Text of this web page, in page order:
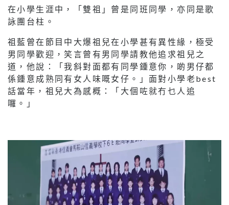
在小學生涯中，「雙祖」曾是同班同學，亦同是歌
詠團台柱。
祖藍曾在節目中大爆祖兒在小學甚有異性緣，極受
男同學歡迎，笑言曾有男同學請教他追求祖兒之
道，他說：「我斜對面都有同學鍾意你，啲男仔都
係鍾意成熟同有女人味嘅女仔。」面對小學老best
話當年，祖兒大為感概：「大個咗就冇乜人追
囉。」